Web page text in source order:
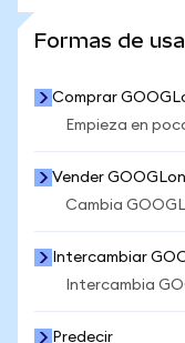
Formas de
Comprar
Empieza en
Vender GOOGLon
Cambia
Intercambiar
Intercambia
Predecir